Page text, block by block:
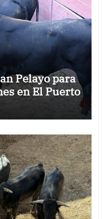
Pelayo para
en El Puerto